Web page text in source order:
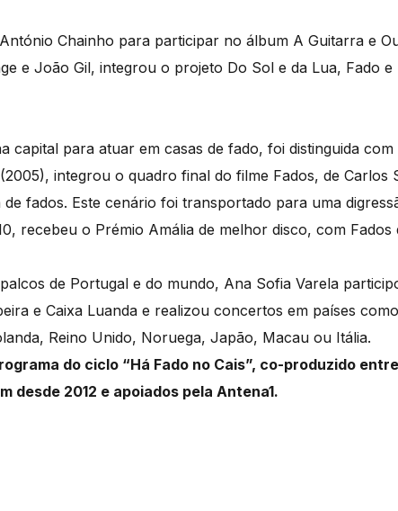
Chainho para participar no álbum A Guitarra e
e João Gil, integrou o projeto Do Sol e da Lua, Fado e
capital para atuar em casas de fado, foi distinguida
integrou o quadro final do filme Fados, de Carlos
fados. Este cenário foi transportado para uma
recebeu o Prémio Amália de melhor disco, com Fados
de Portugal e do mundo, Ana Sofia Varela
e Caixa Luanda e realizou concertos em países
Reino Unido, Noruega, Japão, Macau ou Itália.
do ciclo “Há Fado no Cais”, co-produzido
desde 2012 e apoiados pela Antena1.